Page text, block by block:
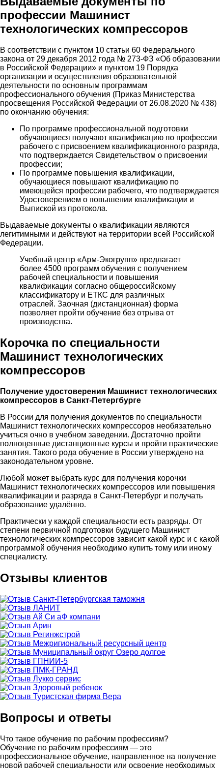
профессии Машинист
технологических компрессоров
В соответствии с пунктом 10 статьи 60 Федерального
закона от 29 декабря 2012 года № 273-ФЗ «Об образовании
в Российской Федерации» и пунктом 19 Порядка
организации и осуществления образовательной
деятельности по основным программам
профессионального обучения (Приказ Министерства
просвещения Российской Федерации от 26.08.2020 № 438)
по окончанию обучения:
По программе профессиональной подготовки
обучающиеся получают квалификацию по профессии
рабочего с присвоением квалификационного разряда,
что подтверждается Свидетельством о присвоении
профессии;
По программе повышения квалификации,
обучающиеся повышают квалификацию по
имеющейся профессии рабочего, что подтверждается
Удостоверением о повышении квалификации и
Выпиской из протокола.
Выдаваемые документы о квалификации являются
легитимными и действуют на территории всей Российской
Федерации.
Учебный центр «Арм-Экогрупп» предлагает
более 4500 программ обучения с получением
рабочей специальности и повышения
квалификации согласно общероссийскому
классификатору и ЕТКС для различных
отраслей. Заочная (дистанционная) форма
позволяет пройти обучение без отрыва от
производства.
Корочка по специальности
Машинист технологических
компрессоров
Получение удостоверения Машинист технологических
компрессоров в Санкт-Петергбурге
В России для получения документов по специальности
Машинист технологических компрессоров необязательно
учиться очно в учебном заведении. Достаточно пройти
полноценные дистанционные курсы и пройти практические
занятия. Такого рода обучение в России утверждено на
законодательном уровне.
Любой может выбрать курс для получения корочки
Машинист технологических компрессоров или повышения
квалификации и разряда в Санкт-Петербург и получать
образование удалённо.
Практически у каждой специальности есть разряды. От
степени первичной подготовки будущего Машинист
технологических компрессоров зависит какой курс и с какой
программой обучения необходимо купить тому или иному
специалисту.
Отзывы клиентов
Вопросы и ответы
Что такое обучение по рабочим профессиям?
Обучение по рабочим профессиям — это
профессиональное обучение, направленное на получение
новой рабочей специальности или освоение необходимых